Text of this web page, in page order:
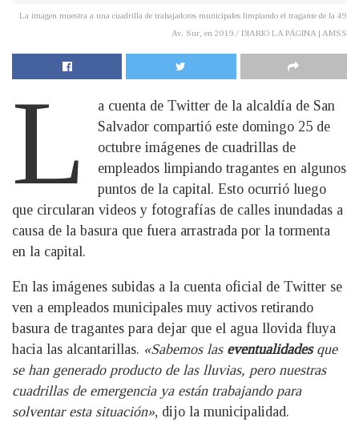
La imagen muestra a una cuadrilla de trabajadores municipales limpiando el tragante de la 49
Av. Sur, en 2019./ DIARIO LA PÁGINA | AMSS
L
a cuenta de Twitter de la alcaldía de San
Salvador compartió este domingo 25 de
octubre imágenes de cuadrillas de
empleados limpiando tragantes en algunos
puntos de la capital. Esto ocurrió luego
que circularan videos y fotografías de calles inundadas a
causa de la basura que fuera arrastrada por la tormenta
en la capital.
En las imágenes subidas a la cuenta oficial de Twitter se
ven a empleados municipales muy activos retirando
basura de tragantes para dejar que el agua llovida fluya
hacia las alcantarillas. «Sabemos las eventualidades que
se han generado producto de las lluvias, pero nuestras
cuadrillas de emergencia ya están trabajando para
solventar esta situación», dijo la municipalidad.